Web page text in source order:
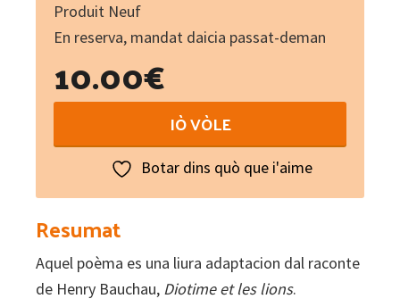
Produit Neuf
En reserva, mandat daicia passat-deman
10.00€
e
…
et
les
IÒ VÒLE
Botar dins quò que i'aime
Resumat
Aquel poèma es una liura adaptacion dal raconte
de Henry Bauchau, Diotime et les lions.